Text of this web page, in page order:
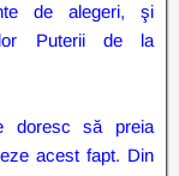
de alegeri, şi
Puterii de la
doresc să preia
acest fapt. Din